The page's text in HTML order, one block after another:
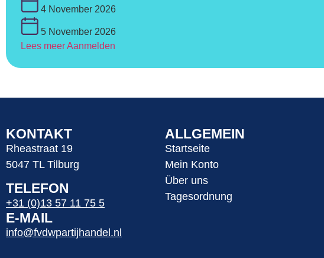
4 November 2026
5 November 2026
Lees meerAanmelden
KONTAKT
Rheastraat 19
5047 TL Tilburg
TELEFON
+31 (0)13 57 11 75 5
E-MAIL
info@fvdwpartijhandel.nl
ALLGEMEIN
Startseite
Mein Konto
Über uns
Tagesordnung